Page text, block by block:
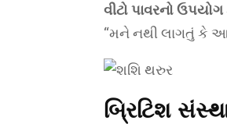
વીટો પાવરનો ઉપયોગ
“મને નથી લાગતું કે
બ્રિટિશ